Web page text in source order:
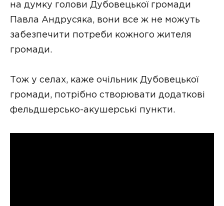
на думку голови Дубовецької громади
Павла Андрусяка, вони все ж не можуть
забезпечити потреби кожного жителя
громади.
Тож у селах, каже очільник Дубовецької
громади, потрібно створювати додаткові
фельдшерсько-акушерські пункти.